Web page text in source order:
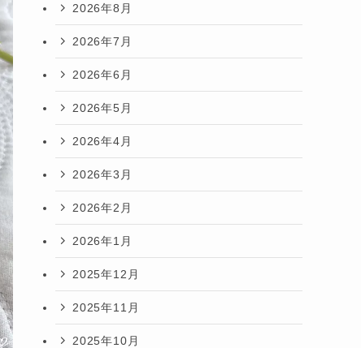
2026年8月
2026年7月
2026年6月
2026年5月
2026年4月
2026年3月
2026年2月
2026年1月
2025年12月
2025年11月
2025年10月